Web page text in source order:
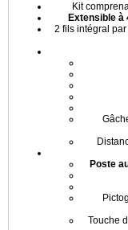
Kit
Extensible
2 fils intégral
Poste
Touche